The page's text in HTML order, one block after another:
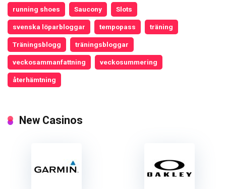
running shoes Saucony Slots
svenska löparbloggar tempopass träning
Träningsblogg träningsbloggar
veckosammanfattning veckosummering
återhämtning
New Casinos